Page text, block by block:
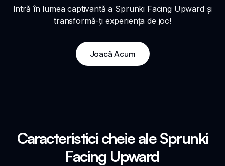
Intră în lumea captivantă a Sprunki Facing Upward și
transformă-ți experiența de joc!
Joacă Acum
Caracteristici cheie ale Sprunki
Facing Upward